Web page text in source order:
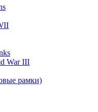
War III
рамки)